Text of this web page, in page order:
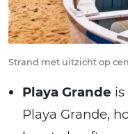
Strand met uitzicht op
Playa Grande
Playa Grande,